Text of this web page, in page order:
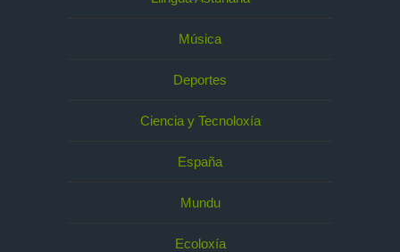
Música
Deportes
Ciencia y Tecnoloxía
España
Mundu
Ecoloxía